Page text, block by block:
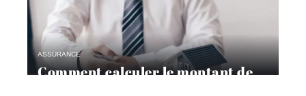
ASSURANCE
Comment calculer le montant de